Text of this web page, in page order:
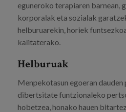
eguneroko terapiaren barnean,
korporalak eta sozialak
helburuarekin, horiek
kalitaterako.
Helburuak
Menpekotasun egoeran dauden
dibertsitate funtzionaleko
hobetzea, honako hauen